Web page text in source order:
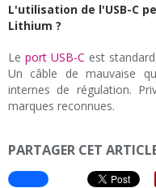
L'utilisation de l'USB-C
Lithium ?
Le port USB-C est
Un câble de mauvaise
internes de régulation.
marques reconnues.
PARTAGER CET